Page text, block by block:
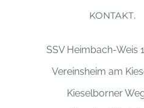
KONTAKT.
SSV Heimbach-Weis
Vereinsheim am
Kieselborner